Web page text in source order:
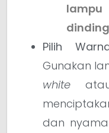
dinding
Pilih
Gunakan
white
dan